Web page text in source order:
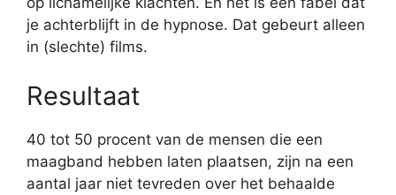
je achterblijft in de hypnose. Dat gebeurt alleen
in (slechte) films.
Resultaat
40 tot 50 procent van de mensen die een
maagband hebben laten plaatsen, zijn na een
aantal jaar niet tevreden over het behaalde